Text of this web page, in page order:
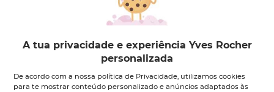
A tua privacidade e experiência Yves Rocher
personalizada
De acordo com a nossa política de Privacidade, utilizamos cookies
para te mostrar conteúdo personalizado e anúncios adaptados às